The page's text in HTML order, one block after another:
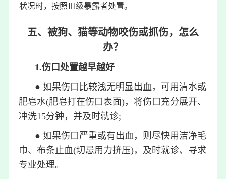
状况时，按照Ⅲ级暴露者处置。
五、被狗、猫等动物咬伤或抓伤，怎么
办？
1.伤口处置越早越好
● 如果伤口比较浅无明显出血，可用清水或
肥皂水(肥皂打在伤口表面)，将伤口充分展开、
冲洗15分钟，并及时就诊;
● 如果伤口严重或有出血，则尽快用洁净毛
巾、布条止血(切忌用力挤压)，及时就诊、寻求
专业处理。